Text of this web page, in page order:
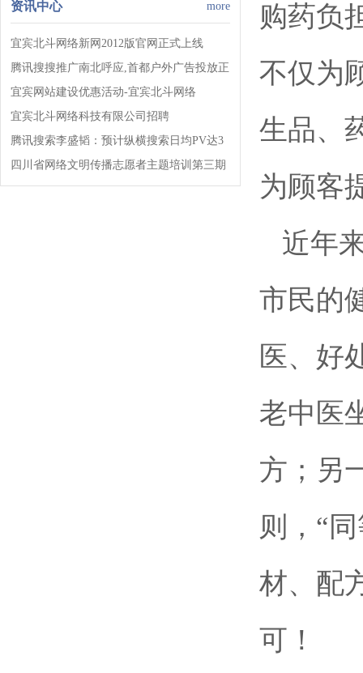
资讯中心 more
宜宾北斗网络新网2012版官网正式上线
腾讯搜搜推广南北呼应,首都户外广告投放正
式启动!!!
宜宾网站建设优惠活动-宜宾北斗网络
宜宾北斗网络科技有限公司招聘
腾讯搜索李盛韬：预计纵横搜索日均PV达3
亿!
四川省网络文明传播志愿者主题培训第三期
开班!
购药负
不仅为
生品、
为顾客
近年
市民的
医、好
老中医
方；另
则，“
材、配
可！